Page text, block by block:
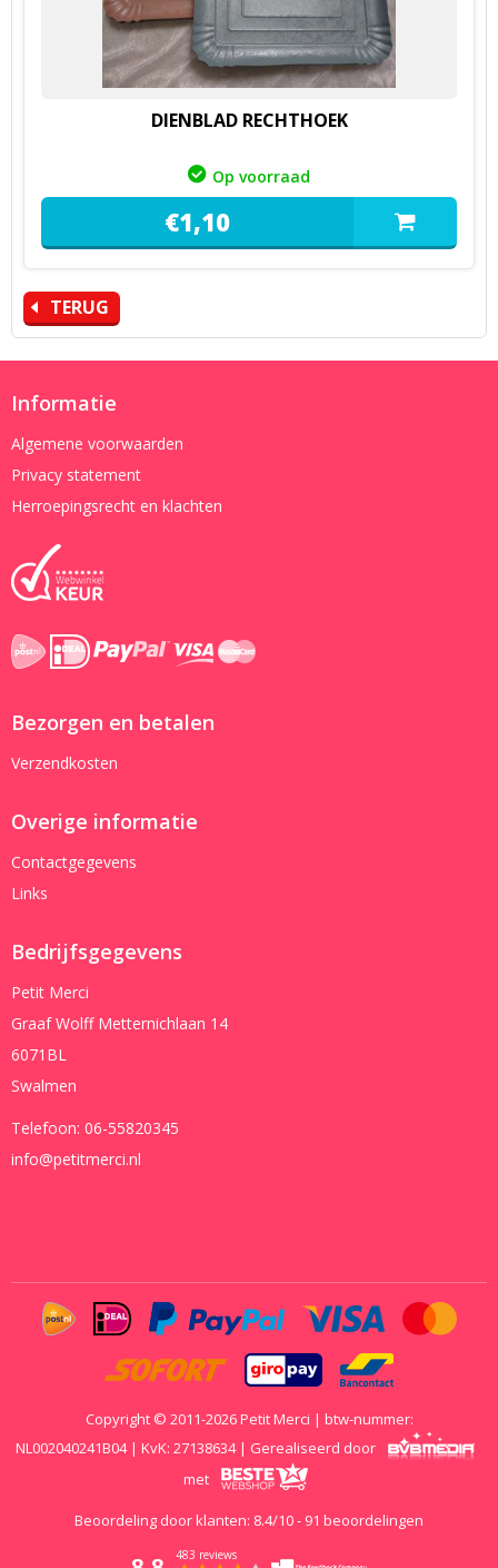
DIENBLAD RECHTHOEK
Op voorraad
€1,10
TERUG
Informatie
Algemene voorwaarden
Privacy statement
Herroepingsrecht en klachten
Bezorgen en betalen
Verzendkosten
Overige informatie
Contactgegevens
Links
Bedrijfsgegevens
Petit Merci
Graaf Wolff Metternichlaan 14
6071BL
Swalmen
Telefoon: 06-55820345
info@petitmerci.nl
Copyright © 2011-2026 Petit Merci | btw-nummer:
NL002040241B04 | KvK: 27138634 | Gerealiseerd door
met
Beoordeling door klanten: 8.4/10- 91 beoordelingen
483 reviews